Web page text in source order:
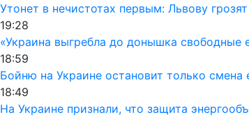
Утонет в нечистотах первым: Львову
19:28
«Украина выгребла до донышка
18:59
Бойню на Украине остановит только смена
18:49
На Украине признали, что защита